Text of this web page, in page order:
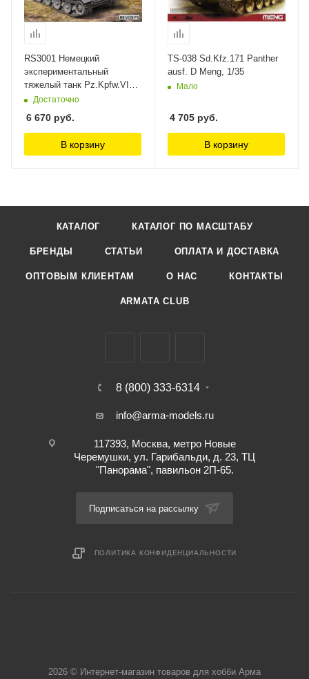
RS3001 Немецкий
экспериментальный
тяжелый танк Pz.Kpfw.VI
Ausf C/ B(VK36.01) 2 in 1 w/
Достаточно
6 670 руб.
В корзину
TS-038 Sd.Kfz.171 Panther
ausf. D Meng, 1/35
Мало
4 705 руб.
В корзину
КАТАЛОГ КАТАЛОГ ПО МАСШТАБУ
БРЕНДЫ СТАТЬИ ОПЛАТА И ДОСТАВКА
ОПТОВЫМ КЛИЕНТАМ О НАС КОНТАКТЫ
ARMATA CLUB
8 (800) 333-6314
info@arma-models.ru
117393, Москва, метро Новые
Черемушки, ул. Гарибальди, д. 23, ТЦ
"Панорама", павильон 2П-65.
Подписаться на рассылку
ПОЛИТИКА КОНФИДЕНЦИАЛЬНОСТИ
2026 © Интернет-магазин товаров для хобби Арма